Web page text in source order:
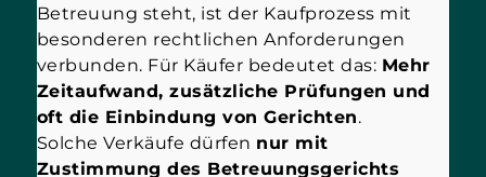
Betreuung steht, ist der Kaufprozess mit
besonderen rechtlichen Anforderungen
verbunden. Für Käufer bedeutet das: Mehr
Zeitaufwand, zusätzliche Prüfungen und
oft die Einbindung von Gerichten.
Solche Verkäufe dürfen nur mit
Zustimmung des Betreuungsgerichts